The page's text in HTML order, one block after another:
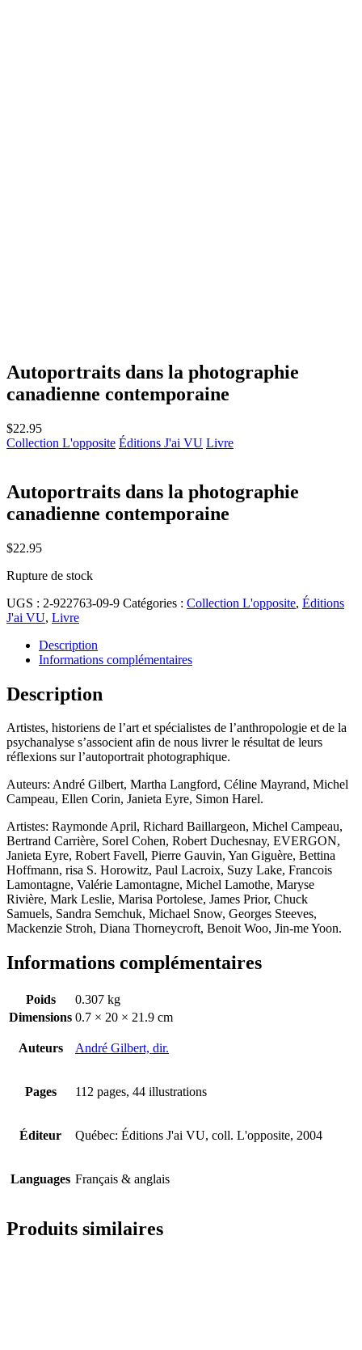
Autoportraits dans la photographie
canadienne contemporaine
$22.95
Collection L'opposite Éditions J'ai VU Livre
Autoportraits dans la photographie
canadienne contemporaine
$22.95
Rupture de stock
UGS : 2-922763-09-9 Catégories : Collection L'opposite, Éditions
J'ai VU, Livre
Description
Informations complémentaires
Description
Artistes, historiens de l’art et spécialistes de l’anthropologie et de la
psychanalyse s’associent afin de nous livrer le résultat de leurs
réflexions sur l’autoportrait photographique.
Auteurs: André Gilbert, Martha Langford, Céline Mayrand, Michel
Campeau, Ellen Corin, Janieta Eyre, Simon Harel.
Artistes: Raymonde April, Richard Baillargeon, Michel Campeau,
Bertrand Carrière, Sorel Cohen, Robert Duchesnay, EVERGON,
Janieta Eyre, Robert Favell, Pierre Gauvin, Yan Giguère, Bettina
Hoffmann, risa S. Horowitz, Paul Lacroix, Suzy Lake, Francois
Lamontagne, Valérie Lamontagne, Michel Lamothe, Maryse
Rivière, Mark Leslie, Marisa Portolese, James Prior, Chuck
Samuels, Sandra Semchuk, Michael Snow, Georges Steeves,
Mackenzie Stroh, Diana Thorneycroft, Benoit Woo, Jin-me Yoon.
Informations complémentaires
Poids
0.307 kg
Dimensions 0.7 × 20 × 21.9 cm
Auteurs André Gilbert, dir.
Pages 112 pages, 44 illustrations
Éditeur Québec: Éditions J'ai VU, coll. L'opposite, 2004
Languages Français & anglais
Produits similaires